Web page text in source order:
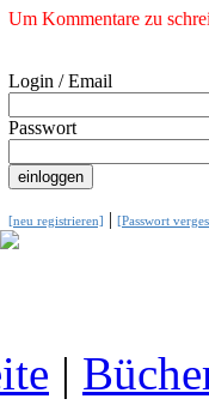
Um Kommentare zu
Login / Email
Passwort
[neu registrieren] | [Passwort
|